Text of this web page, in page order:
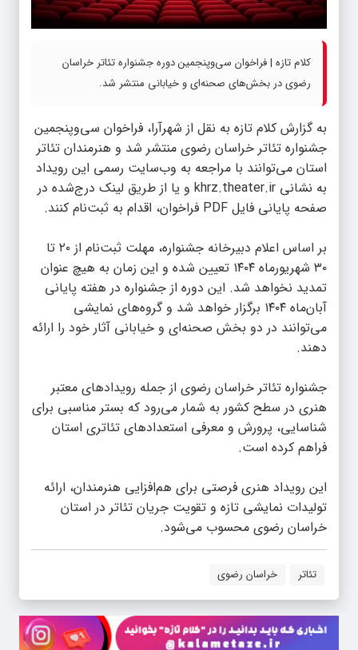
کلام تازه | فراخوان سی‌وپنجمین دوره جشنواره تئاتر خراسان
رضوی در بخش‌های صحنه‌ای و خیابانی منتشر شد.
به گزارش کلام تازه به نقل از شهرآرا، فراخوان سی‌وپنجمین
جشنواره تئاتر خراسان رضوی منتشر شد و هنرمندان تئاتر
استان می‌توانند با مراجعه به وب‌سایت رسمی این رویداد
به نشانی khrz.theater.ir و یا از طریق لینک درج‌شده در
صفحه پایانی فایل PDF فراخوان، اقدام به ثبت‌نام کنند.
بر اساس اعلام دبیرخانه جشنواره، مهلت ثبت‌نام از ۲۰ تا
۳۰ شهریورماه ۱۴۰۴ تعیین شده و این زمان به هیچ عنوان
تمدید نخواهد شد. این دوره از جشنواره در هفته پایانی
آبان‌ماه ۱۴۰۴ برگزار خواهد شد و گروه‌های نمایشی
می‌توانند در دو بخش صحنه‌ای و خیابانی آثار خود را ارائه
دهند.
جشنواره تئاتر خراسان رضوی از جمله رویداد‌های معتبر
هنری در سطح کشور به شمار می‌رود که بستر مناسبی برای
شناسایی، پرورش و معرفی استعداد‌های تئاتری استان
فراهم کرده است.
این رویداد هنری فرصتی برای هم‌افزایی هنرمندان، ارائه
تولیدات نمایشی تازه و تقویت جریان تئاتر در استان
خراسان رضوی محسوب می‌شود.
تئاتر خراسان رضوی